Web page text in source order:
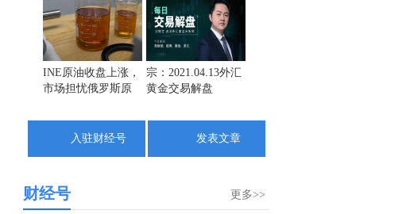
15:18:10
15:16:37
金十图示：2026年08月06日（周四）全球股市指数-欧洲市场（盘初）
INE原油收盘上涨，
市场担忧俄罗斯原
宗：2021.04.13外汇
黄金交易解盘
入驻财经号 发表文章
更多>>
财经号